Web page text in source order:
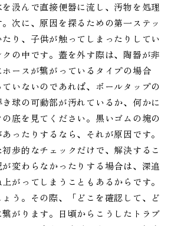
汲んで直接便器に流し、汚物を処理
次に、原因を探るための第一ステッ
り、子供が触ってしまったりしてい
の中です。蓋を外す際は、陶器が非
ースが繋がっているタイプの場合
いないのであれば、ボールタップの
球の可動部が汚れているか、何かに
底を見てください。黒いゴムの塊の
ったりするなら、それが原因です。
歩的なチェックだけで、解決するこ
変わらなかったりする場合は、深追
がってしまうこともあるからです。
う。その際、「どこを確認して、ど
がります。日頃からこうしたトラブ